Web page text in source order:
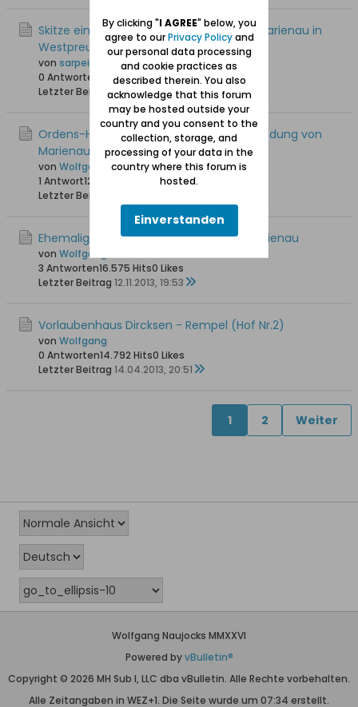
Skitze einer Schilderung des Kirchspiels Marienau in
Westpreußen, 1838
von sarpei
0 Antworten
19.450 Hits0 Likes
Letzter Beitrag15.02.2016, 09:34
Ordens-Handfeste von 1321 über die Gründung von
Marienau
von Wolfgang
1 Antwort12.942 Hits
0 Likes
Letzter Beitrag
Ehemaliger evangelischer Friedhof in Marienau
von Wolfgang
3 Antworten16.575 Hits0 Likes
Letzter Beitrag 12.11.2013, 19:53
Vorlaubenhaus Dircksen - Rempel (Hof Nr.2)
von Wolfgang
0 Antworten14.792 Hits0 Likes
Letzter Beitrag 14.04.2013, 20:51
1 2 Weiter
Wolfgang Naujocks MMXXVI
Powered byvBulletin®
Copyright © 2026 MH Sub I, LLC dba vBulletin. Alle Rechte vorbehalten.
Alle Zeitangaben in WEZ+1. Die Seite wurde um 07:34 erstellt.
By clicking "I AGREE" below, you
agree to ourPrivacy Policyand
our personal data processing
and cookie practices as
described therein. You also
acknowledge that this forum
may be hosted outside your
country and you consent to the
collection, storage, and
processing of your data in the
country where this forum is
hosted.
Einverstanden